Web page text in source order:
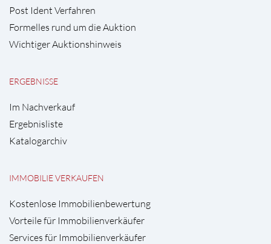
Post Ident Verfahren
Formelles rund um die Auktion
Wichtiger Auktionshinweis
ERGEBNISSE
Im Nachverkauf
Ergebnisliste
Katalogarchiv
IMMOBILIE VERKAUFEN
Kostenlose Immobilienbewertung
Vorteile für Immobilienverkäufer
Services für Immobilienverkäufer